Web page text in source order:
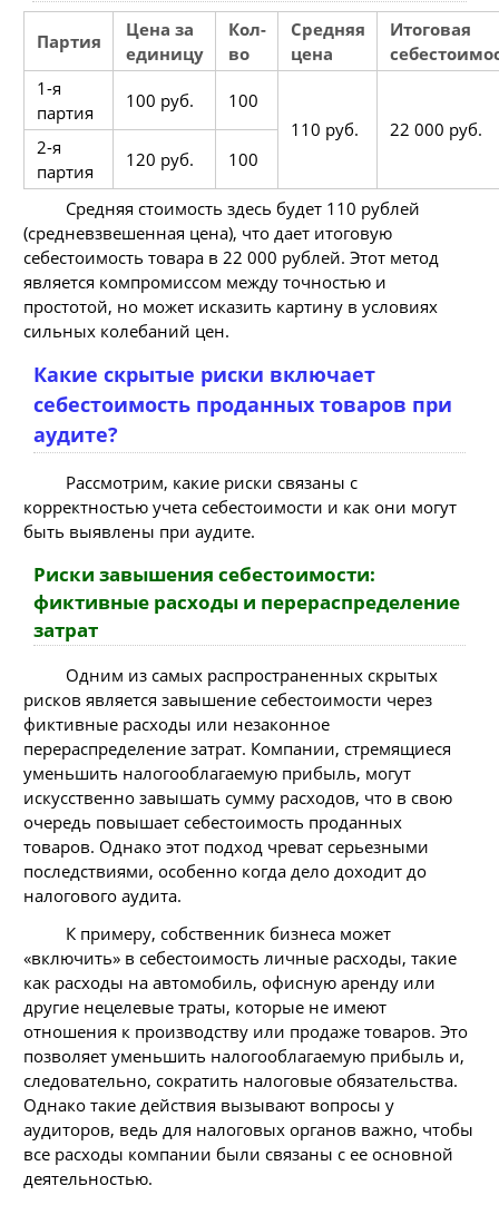
Партия
Цена за
единицу
Кол-
во
Средняя
цена
Итоговая
1-я
партия
100 руб.
100
110 руб.
22 000 руб.
2-я
партия
120 руб. 100
Средняя стоимость здесь будет 110 рублей
(средневзвешенная цена), что дает итоговую
себестоимость товара в 22 000 рублей. Этот метод
является компромиссом между точностью и
простотой, но может исказить картину в условиях
сильных колебаний цен.
Какие скрытые риски включает
себестоимость проданных товаров при
аудите?
Рассмотрим, какие риски связаны с
корректностью учета себестоимости и как они могут
быть выявлены при аудите.
Риски завышения себестоимости:
фиктивные расходы и перераспределение
затрат
Одним из самых распространенных скрытых
рисков является завышение себестоимости через
фиктивные расходы или незаконное
перераспределение затрат. Компании, стремящиеся
уменьшить налогооблагаемую прибыль, могут
искусственно завышать сумму расходов, что в свою
очередь повышает себестоимость проданных
товаров. Однако этот подход чреват серьезными
последствиями, особенно когда дело доходит до
налогового аудита.
К примеру, собственник бизнеса может
«включить» в себестоимость личные расходы, такие
как расходы на автомобиль, офисную аренду или
другие нецелевые траты, которые не имеют
отношения к производству или продаже товаров. Это
позволяет уменьшить налогооблагаемую прибыль и,
следовательно, сократить налоговые обязательства.
Однако такие действия вызывают вопросы у
аудиторов, ведь для налоговых органов важно, чтобы
все расходы компании были связаны с ее основной
деятельностью.